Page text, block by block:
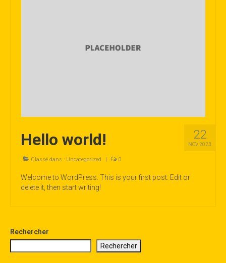
22
NOV 2023
Hello world!
Classé dans : Uncategorized | 0
Welcome to WordPress. This is your first post. Edit or
delete it, then start writing!
Rechercher
Rechercher